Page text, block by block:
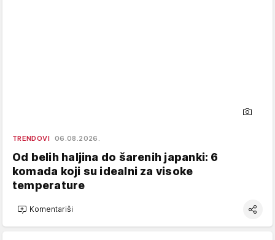
TRENDOVI 06.08.2026.
Od belih haljina do šarenih japanki: 6
komada koji su idealni za visoke
temperature
Komentariši